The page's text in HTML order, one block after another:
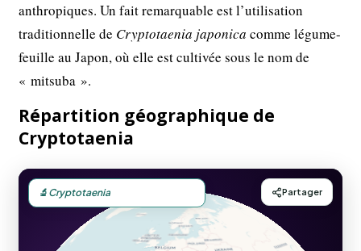
anthropiques. Un fait remarquable est l’utilisation
traditionnelle de Cryptotaenia japonica comme légume-
feuille au Japon, où elle est cultivée sous le nom de
« mitsuba ».
Répartition géographique de
Cryptotaenia